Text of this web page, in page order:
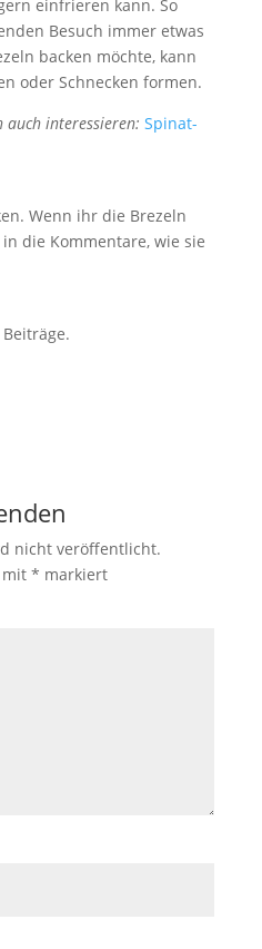
einfrieren kann. So
Besuch immer etwas
backen möchte, kann
oder Schnecken formen.
auch interessieren: Spinat-
Wenn ihr die Brezeln
die Kommentare, wie sie
nicht veröffentlicht.
mit * markiert